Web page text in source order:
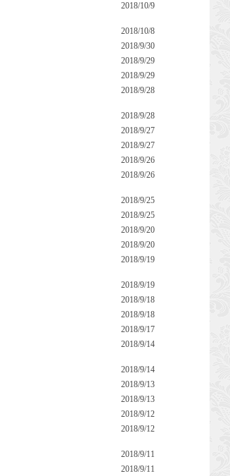
2018/10/9
2018/10/8
2018/9/30
2018/9/29
2018/9/29
2018/9/28
2018/9/28
2018/9/27
2018/9/27
2018/9/26
2018/9/26
2018/9/25
2018/9/25
2018/9/20
2018/9/20
2018/9/19
2018/9/19
2018/9/18
2018/9/18
2018/9/17
2018/9/14
2018/9/14
2018/9/13
2018/9/13
2018/9/12
2018/9/12
2018/9/11
2018/9/11